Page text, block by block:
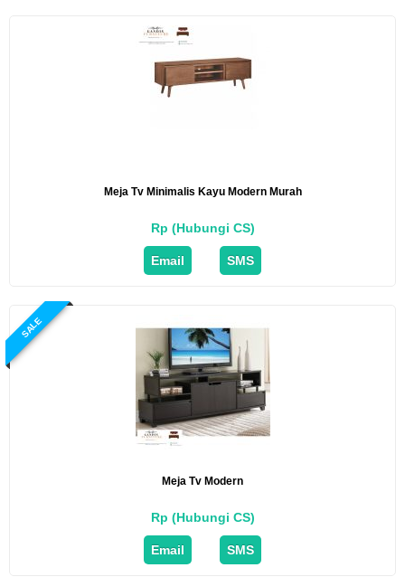
Meja Tv Minimalis Kayu Modern Murah
Rp (Hubungi CS)
Email SMS
SALE
Meja Tv Modern
Rp (Hubungi CS)
Email SMS